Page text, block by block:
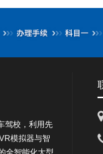
驾校，利用先
模拟器与智
全智能化大型